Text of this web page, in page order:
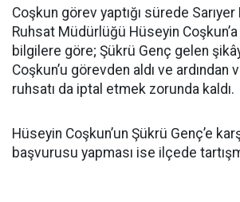
Coşkun görev yaptığı sürede
Ruhsat Müdürlüğü Hüseyin Coşkun’a
bilgilere göre; Şükrü Genç gelen
Coşkun’u görevden aldı ve ardından
ruhsatı da iptal etmek zorunda kaldı.
Hüseyin Coşkun’un Şükrü Genç’e
başvurusu yapması ise ilçede